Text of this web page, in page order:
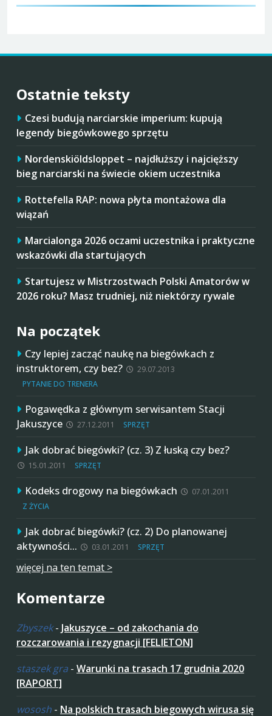
Ostatnie teksty
Czesi budują narciarskie imperium: kupują
legendy biegówkowego sprzętu
Nordenskiöldsloppet – najdłuższy i najcięższy
bieg narciarski na świecie okiem uczestnika
Rottefella RAP: nowa płyta montażowa dla
wiązań
Marcialonga 2026 oczami uczestnika i praktyczne
wskazówki dla startujących
Startujesz w Mistrzostwach Polski Amatorów w
2026 roku? Masz trudniej, niż niektórzy rywale
Na początek
Czy lepiej zacząć naukę na biegówkach z
instruktorem, czy bez?
29.07.2013
PYTANIE DO TRENERA
Pogawędka z głównym serwisantem Stacji
Jakuszyce
27.12.2011 SPRZĘT
Jak dobrać biegówki? (cz. 3) Z łuską czy bez?
15.01.2011 SPRZĘT
Kodeks drogowy na biegówkach
07.01.2011
Z ŻYCIA
Jak dobrać biegówki? (cz. 2) Do planowanej
aktywności…
03.01.2011 SPRZĘT
więcej na ten temat >
Komentarze
Zbyszek- Jakuszyce – od zakochania do
rozczarowania i rezygnacji [FELIETON]
staszek gra - Warunki na trasach 17 grudnia 2020
[RAPORT]
wososh - Na polskich trasach biegowych wirusa się